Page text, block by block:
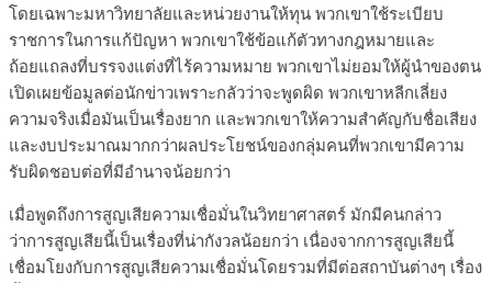
โดยเฉพาะมหาวิทยาลัยและหน่วยงานให้ทุน พวกเขาใช้ระเบียบ
ราชการในการแก้ปัญหา พวกเขาใช้ข้อแก้ตัวทางกฎหมายและ
ถ้อยแถลงที่บรรจงแต่งที่ไร้ความหมาย พวกเขาไม่ยอมให้ผู้นำของตน
เปิดเผยข้อมูลต่อนักข่าวเพราะกลัวว่าจะพูดผิด พวกเขาหลีกเลี่ยง
ความจริงเมื่อมันเป็นเรื่องยาก และพวกเขาให้ความสำคัญกับชื่อเสียง
และงบประมาณมากกว่าผลประโยชน์ของกลุ่มคนที่พวกเขามีความ
รับผิดชอบต่อที่มีอำนาจน้อยกว่า
เมื่อพูดถึงการสูญเสียความเชื่อมั่นในวิทยาศาสตร์ มักมีคนกล่าว
ว่าการสูญเสียนี้เป็นเรื่องที่น่ากังวลน้อยกว่า เนื่องจากการสูญเสียนี้
เชื่อมโยงกับการสูญเสียความเชื่อมั่นโดยรวมที่มีต่อสถาบันต่างๆ เรื่อง